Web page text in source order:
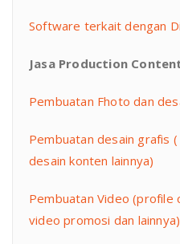
Software terkait dengan
Jasa Production
Pembuatan Fhoto dan
Pembuatan desain grafis
desain konten lainnya)
Pembuatan Video (profile
video promosi dan lainnya)